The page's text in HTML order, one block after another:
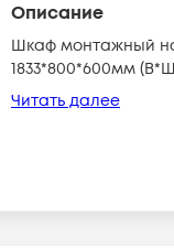
Описание
Шкаф монтажный
1833*800*600мм
Читать далее